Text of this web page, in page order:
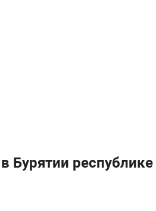
Бурятии республике